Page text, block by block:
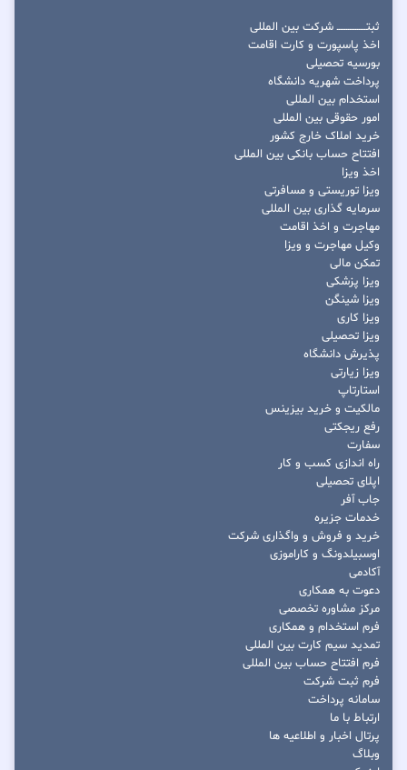
ثبتــــــــــــــــ شرکت بین المللی
اخذ پاسپورت و کارت اقامت
بورسیه تحصیلی
پرداخت شهریه دانشگاه
استخدام بین المللی
امور حقوقی بین المللی
خرید املاک خارج کشور
افتتاح حساب بانکی بین المللی
اخذ ویزا
ویزا توریستی و مسافرتی
سرمایه گذاری بین المللی
مهاجرت و اخذ اقامت
وکیل مهاجرت و ویزا
تمکن مالی
ویزا پزشکی
ویزا شینگن
ویزا کاری
ویزا تحصیلی
پذیرش دانشگاه
ویزا زیارتی
استارتاپ
مالکیت و خرید بیزینس
رفع ریجکتی
سفارت
راه اندازی کسب و کار
اپلای تحصیلی
جاب آفر
خدمات جزیره
خرید و فروش و واگذاری شرکت
اوسبیلدونگ و کاراموزی
آکادمی
دعوت به همکاری
مرکز مشاوره تخصصی
فرم استخدام و همکاری
تمدید سیم کارت بین المللی
فرم افتتاح حساب بین المللی
فرم ثبت شرکت
سامانه پرداخت
ارتباط با ما
پرتال اخبار و اطلاعیه ها
وبلاگ